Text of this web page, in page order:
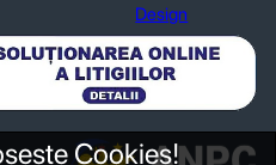
Cookies!
Design